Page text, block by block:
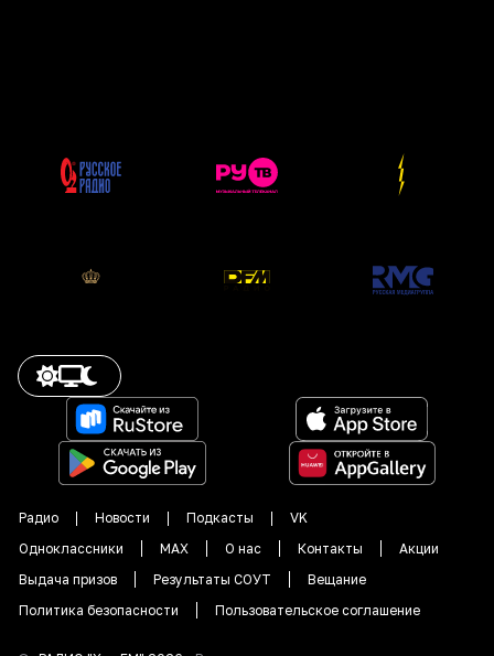
Радио Новости Подкасты
VK
Одноклассники
MAX О нас Контакты
Акции
Выдача призов
Результаты СОУТ
Вещание
Политика безопасности
Пользовательское соглашение